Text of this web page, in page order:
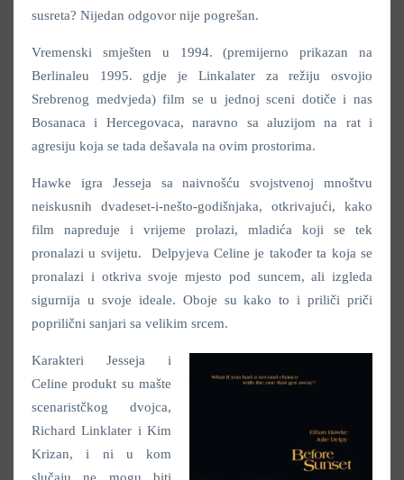
susreta? Nijedan odgovor nije pogrešan.
Vremenski smješten u 1994. (premijerno prikazan na
Berlinaleu 1995. gdje je Linkalater za režiju osvojio
Srebrenog medvjeda) film se u jednoj sceni dotiče i nas
Bosanaca i Hercegovaca, naravno sa aluzijom na rat i
agresiju koja se tada dešavala na ovim prostorima.
Hawke igra Jesseja sa naivnošću svojstvenoj mnoštvu
neiskusnih dvadeset-i-nešto-godišnjaka, otkrivajući, kako
film napreduje i vrijeme prolazi, mladića koji se tek
pronalazi u svijetu. Delpyjeva Celine je također ta koja se
pronalazi i otkriva svoje mjesto pod suncem, ali izgleda
sigurnija u svoje ideale. Oboje su kako to i priliči priči
poprilični sanjari sa velikim srcem.
Karakteri Jesseja i
Celine produkt su mašte
scenaristčkog dvojca,
Richard Linklater i Kim
Krizan, i ni u kom
slučaju ne mogu biti